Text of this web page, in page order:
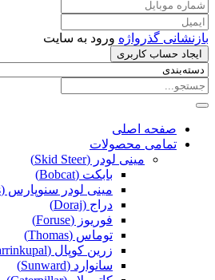
بازنشانی گذرواژه ورود به سایت
ایجاد حساب کاربری
صفحه اصلی
تمامی محصولات
مینی لودر (Skid Steer)
بابکت (Bobcat)
مینی لودر سنوپارس (Snowpars)
دراج (Doraj)
فوریوز (Foruse)
توماس (Thomas)
زرین کوپال (Zarrinkupal)
سانوارد (Sunward)